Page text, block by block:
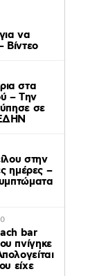
να
Βίντεο
στα
– Tην
σε
στην
ημέρες –
bar
πνίγηκε
είχε